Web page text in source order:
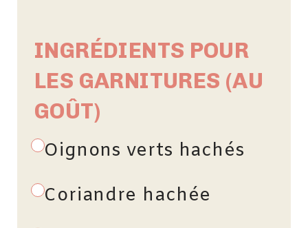
INGRÉDIENTS POUR
LES GARNITURES (AU
GOÛT)
Oignons verts hachés
Coriandre hachée